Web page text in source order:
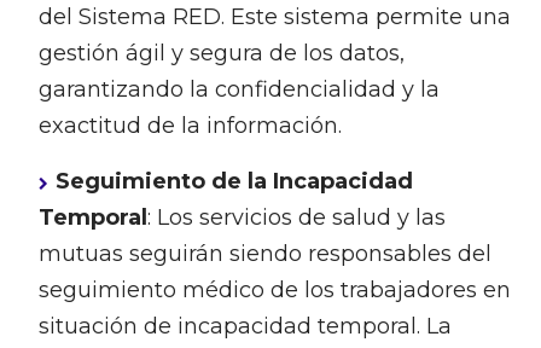
del Sistema RED. Este sistema permite una
gestión ágil y segura de los datos,
garantizando la confidencialidad y la
exactitud de la información.
Seguimiento de la Incapacidad
Temporal : Los servicios de salud y las
mutuas seguirán siendo responsables del
seguimiento médico de los trabajadores en
situación de incapacidad temporal. La